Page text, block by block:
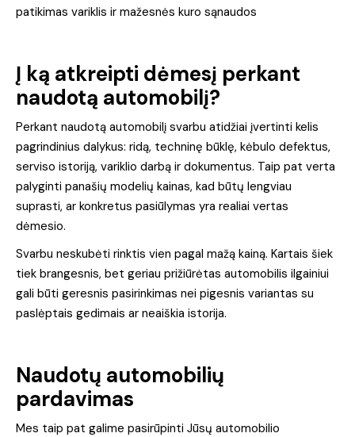
patikimas variklis ir mažesnės kuro sąnaudos
Į ką atkreipti dėmesį perkant
naudotą automobilį?
Perkant naudotą automobilį svarbu atidžiai įvertinti kelis
pagrindinius dalykus: ridą, techninę būklę, kėbulo defektus,
serviso istoriją, variklio darbą ir dokumentus. Taip pat verta
palyginti panašių modelių kainas, kad būtų lengviau
suprasti, ar konkretus pasiūlymas yra realiai vertas
dėmesio.
Svarbu neskubėti rinktis vien pagal mažą kainą. Kartais šiek
tiek brangesnis, bet geriau prižiūrėtas automobilis ilgainiui
gali būti geresnis pasirinkimas nei pigesnis variantas su
paslėptais gedimais ar neaiškia istorija.
Naudotų automobilių
pardavimas
Mes taip pat galime pasirūpinti Jūsų automobilio